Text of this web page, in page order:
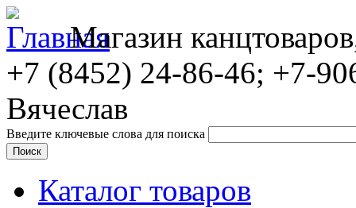
Магазин
+7 (8452) 24-86-46; +7-
Вячеслав
Введите ключевые слова для поиска
Каталог товаров